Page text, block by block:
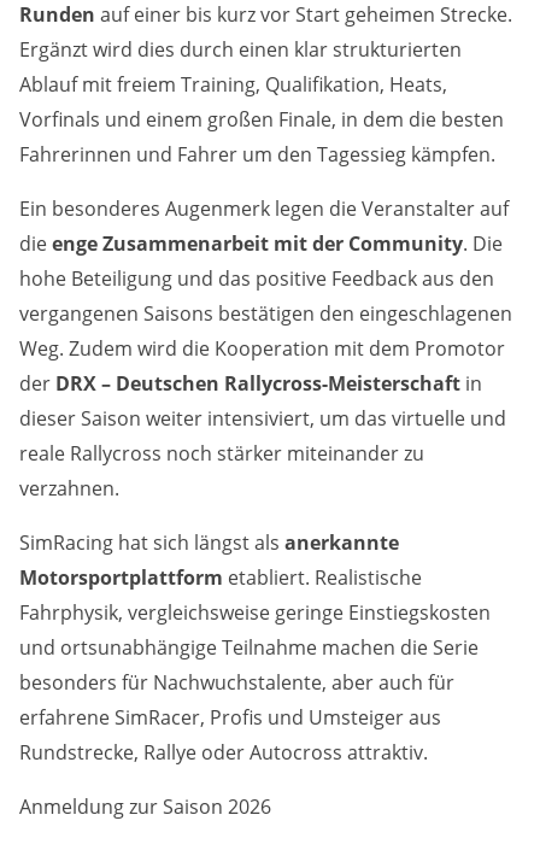
Runden auf einer bis kurz vor Start geheimen Strecke.
Ergänzt wird dies durch einen klar strukturierten
Ablauf mit freiem Training, Qualifikation, Heats,
Vorfinals und einem großen Finale, in dem die besten
Fahrerinnen und Fahrer um den Tagessieg kämpfen.
Ein besonderes Augenmerk legen die Veranstalter auf
dieenge Zusammenarbeit mit der Community. Die
hohe Beteiligung und das positive Feedback aus den
vergangenen Saisons bestätigen den eingeschlagenen
Weg. Zudem wird die Kooperation mit dem Promotor
der DRX – Deutschen Rallycross-Meisterschaft in
dieser Saison weiter intensiviert, um das virtuelle und
reale Rallycross noch stärker miteinander zu
verzahnen.
SimRacing hat sich längst als anerkannte
Motorsportplattform etabliert. Realistische
Fahrphysik, vergleichsweise geringe Einstiegskosten
und ortsunabhängige Teilnahme machen die Serie
besonders für Nachwuchstalente, aber auch für
erfahrene SimRacer, Profis und Umsteiger aus
Rundstrecke, Rallye oder Autocross attraktiv.
Anmeldung zur Saison 2026
Marketing-Cookies werden von Drittanbietern verwendet,
um personalisierte Werbung anzuzeigen. Dazu verfolgen
sie die Aktivitäten der Besucher über verschiedene
Websites hinweg.
_gcl_aw, _gcl_gs, _gclid, _gcl_au, FPGCLAW, FPAU
Anbieter:
Google LLC
Wir nutzen Marketing-Cookies, um den Erfolg unserer
Online-Werbemaßnahmen auf anderen Seiten zu
Werbebudgets zu gewährleisten.
90 Tage